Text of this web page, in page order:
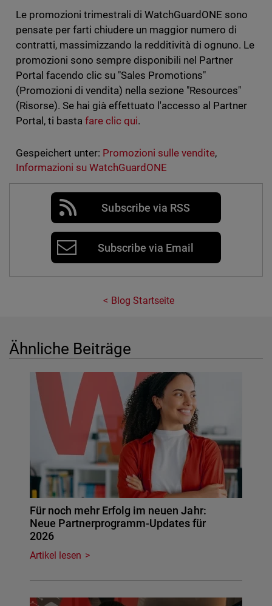
Le promozioni trimestrali di WatchGuardONE sono
pensate per farti chiudere un maggior numero di
contratti, massimizzando la redditività di ognuno. Le
promozioni sono sempre disponibili nel Partner
Portal facendo clic su "Sales Promotions"
(Promozioni di vendita) nella sezione "Resources"
(Risorse). Se hai già effettuato l'accesso al Partner
Portal, ti basta fare clic qui.
Gespeichert unter: Promozioni sulle vendite,
Informazioni su WatchGuardONE
Subscribe via RSS
Subscribe via Email
Blog Startseite
Ähnliche Beiträge
Für noch mehr Erfolg im neuen Jahr:
Neue Partnerprogramm-Updates für
2026
Artikel lesen